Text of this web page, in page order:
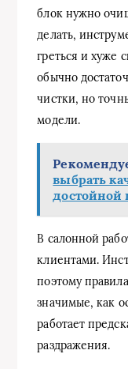
блок нужно
делать,
греться и хуже
обычно
чистки, но
модели.
выбрать
достойной
В салонной
клиентами.
поэтому
значимые, как
работает
раздражения.